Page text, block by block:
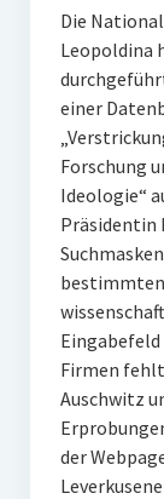
Die
Leopoldina
einer
Forschung
Ideologie“
Präsidentin
Eingabefeld
Firmen fehlt
Auschwitz
der